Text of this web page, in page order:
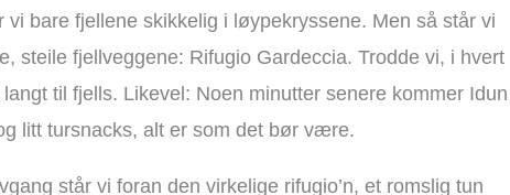
bare fjellene skikkelig i løypekryssene. Men så står vi
steile fjellveggene: Rifugio Gardeccia. Trodde vi, i hvert
til fjells. Likevel: Noen minutter senere kommer Idun
litt tursnacks, alt er som det bør være.
står vi foran den virkelige rifugio’n, et romslig tun